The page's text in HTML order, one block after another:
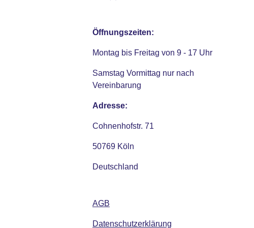
Öffnungszeiten:
Montag bis Freitag von 9 - 17 Uhr
Samstag Vormittag nur nach
Vereinbarung
Adresse:
Cohnenhofstr. 71
50769 Köln
Deutschland
AGB
Datenschutzerklärung